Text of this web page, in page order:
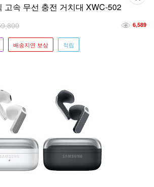
고속 무선 충전 거치대 XWC-502
6,589
배송지연 보상 적립